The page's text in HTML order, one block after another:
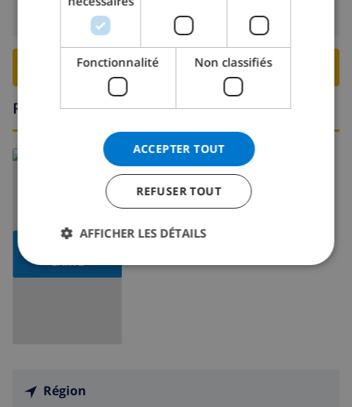
Avant: 10:00
RESERVER CETTE VILLA ›
Région
CARTE
En savoir plus sur:
Espagne>Costa Blanca>
Région
Fonctionnalité Non classifiés
ACCEPTER TOUT
REFUSER TOUT
AFFICHER LES DÉTAILS